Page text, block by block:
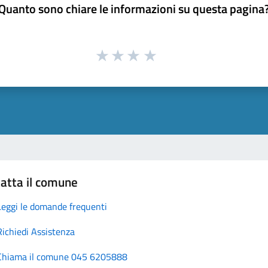
sono chiare le informazioni su questa
il comune
le domande frequenti
Assistenza
il comune 045 6205888